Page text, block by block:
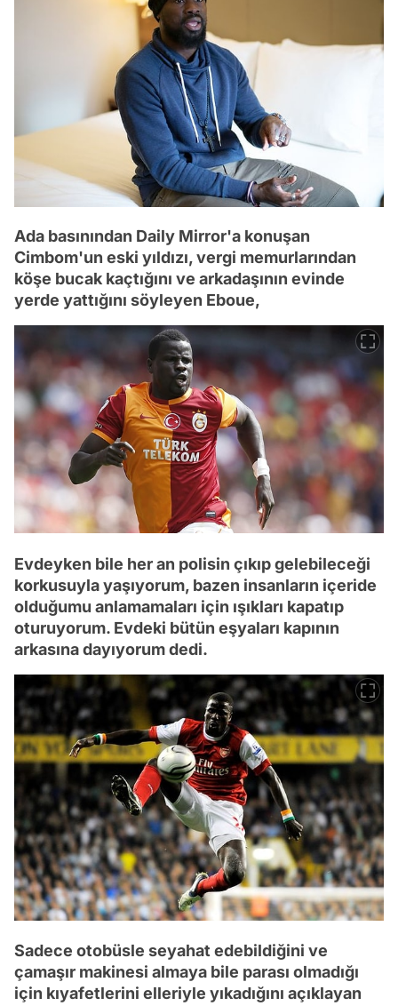
Ada basınından Daily Mirror'a konuşan
Cimbom'un eski yıldızı, vergi memurlarından
köşe bucak kaçtığını ve arkadaşının evinde
yerde yattığını söyleyen Eboue,
Evdeyken bile her an polisin çıkıp gelebileceği
korkusuyla yaşıyorum, bazen insanların içeride
olduğumu anlamamaları için ışıkları kapatıp
oturuyorum. Evdeki bütün eşyaları kapının
arkasına dayıyorum dedi.
Sadece otobüsle seyahat edebildiğini ve
çamaşır makinesi almaya bile parası olmadığı
için kıyafetlerini elleriyle yıkadığını açıklayan